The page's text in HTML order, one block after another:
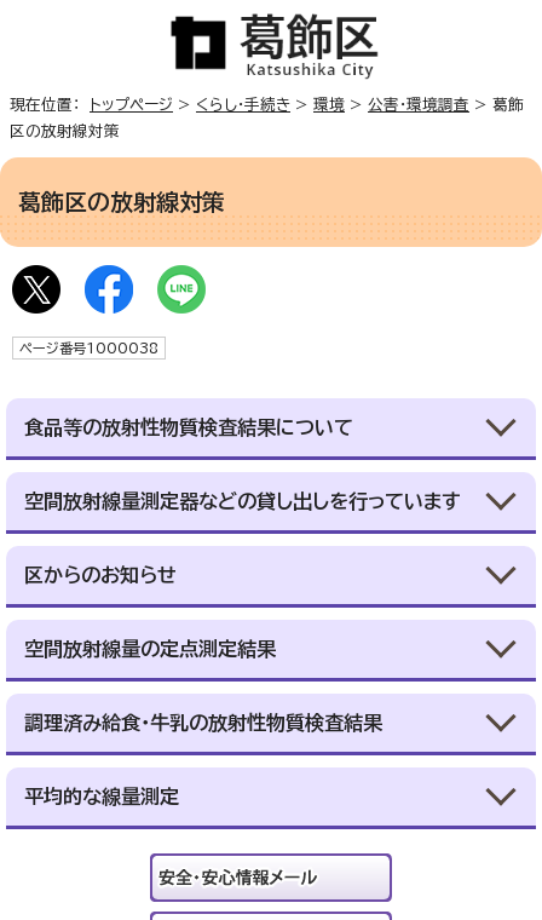
現在位置： トップページ > くらし・手続き > 環境 > 公害・環境調査 > 葛飾
区の放射線対策
葛飾区の放射線対策
ページ番号1000038
食品等の放射性物質検査結果について
空間放射線量測定器などの貸し出しを行っています
区からのお知らせ
空間放射線量の定点測定結果
調理済み給食・牛乳の放射性物質検査結果
平均的な線量測定